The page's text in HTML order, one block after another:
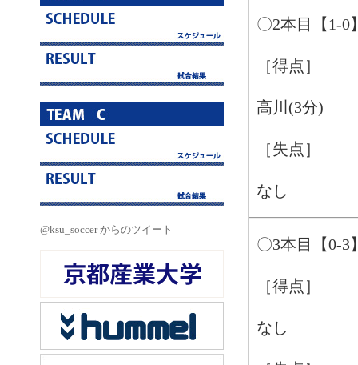
@ksu_soccer からのツイート
〇2本目【1-0
［得点］
高川(3分)
［失点］
なし
〇3本目【0-3
［得点］
なし